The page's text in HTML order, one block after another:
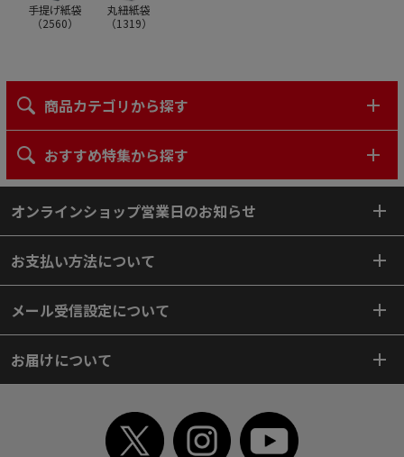
手提げ紙袋
（2560）
丸紐紙袋
（1319）
商品カテゴリから探す
おすすめ特集から探す
オンラインショップ営業日のお知らせ
お支払い方法について
メール受信設定について
お届けについて